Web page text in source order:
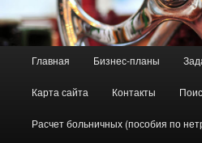
Перейти к основному
Перейти к дополнительному
Главная Бизнес-планы
Карта сайта Контакты
Расчет больничных (пособия по